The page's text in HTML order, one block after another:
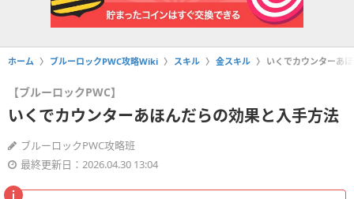
ホーム ブルーロックPWC攻略Wiki スキル 金スキル いくでカウンターあ
【ブルーロックPWC】
いくでカウンターあほんだらの効果と入手方法
ブルーロックPWC攻略班
最終更新日：2026.04.30 13:04